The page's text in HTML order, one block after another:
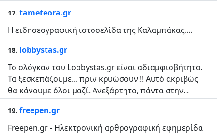
17. tameteora.gr
Η ειδησεογραφική ιστοσελίδα της Καλαμπάκας....
18. lobbystas.gr
Το σλόγκαν του Lobbystas.gr είναι αδιαμφισβήτητο.
Τα ξεσκεπάζουμε... πριν κρυώσουν!!! Αυτό ακριβώς
θα κάνουμε όλοι μαζί. Ανεξάρτητο, πάντα στην...
19. freepen.gr
Freepen.gr - Ηλεκτρονική αρθρογραφική εφημερίδα